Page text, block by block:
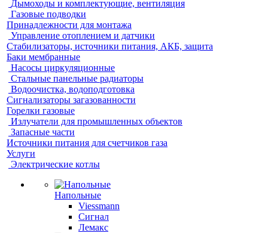
Дымоходы и комплектующие, вентиляция
Газовые подводки
Принадлежности для монтажа
Управление отоплением и датчики
Стабилизаторы, источники питания, АКБ, защита
Баки мембранные
Насосы циркуляционные
Стальные панельные радиаторы
Водоочистка, водоподготовка
Сигнализаторы загазованности
Горелки газовые
Излучатели для промышленных объектов
Запасные части
Источники питания для счетчиков газа
Услуги
Электрические котлы
Напольные
Viessmann
Сигнал
Лемакс